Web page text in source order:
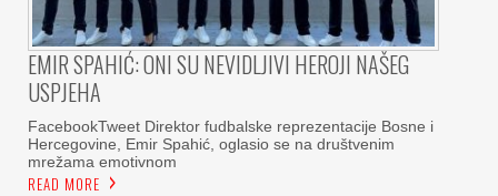
EMIR SPAHIĆ: ONI SU NEVIDLJIVI HEROJI NAŠEG
USPJEHA
FacebookTweet Direktor fudbalske reprezentacije Bosne i
Hercegovine, Emir Spahić, oglasio se na društvenim
mrežama emotivnom
READ MORE